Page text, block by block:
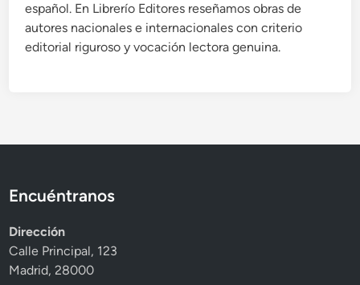
español. En Librerío Editores reseñamos obras de
autores nacionales e internacionales con criterio
editorial riguroso y vocación lectora genuina.
Encuéntranos
Dirección
Calle Principal, 123
Madrid, 28000